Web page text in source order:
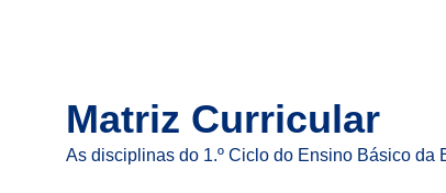
Matriz Curricular​
As disciplinas do 1.º Ciclo do Ensino Básico da